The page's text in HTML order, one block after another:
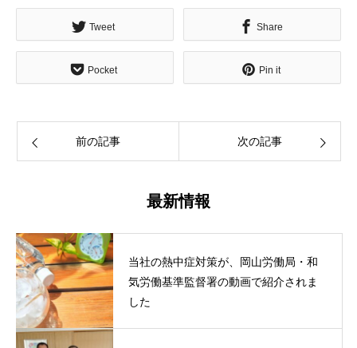
Tweet Share
Pocket Pin it
前の記事 次の記事
最新情報
当社の熱中症対策が、岡山労働局・和
気労働基準監督署の動画で紹介されま
した